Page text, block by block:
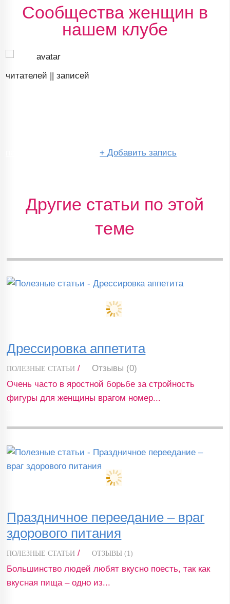
Сообщества женщин в
нашем клубе
читателей ||записей
перейти в сообщество+Добавить запись
Другие статьи по этой
теме
Дрессировка аппетита
ПОЛЕЗНЫЕ СТАТЬИ /
Отзывы (0)
Очень часто в яростной борьбе за стройность
фигуры для женщины врагом номер...
Праздничное переедание – враг
здорового питания
ПОЛЕЗНЫЕ СТАТЬИ / ОТЗЫВЫ (1)
Большинство людей любят вкусно поесть, так как
вкусная пища – одно из...